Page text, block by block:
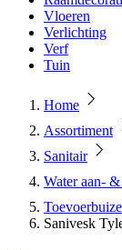
Vloeren
Verlichting
Verf
Tuin
Home
Assortiment
Sanitair
Water aan-
Sanivesk